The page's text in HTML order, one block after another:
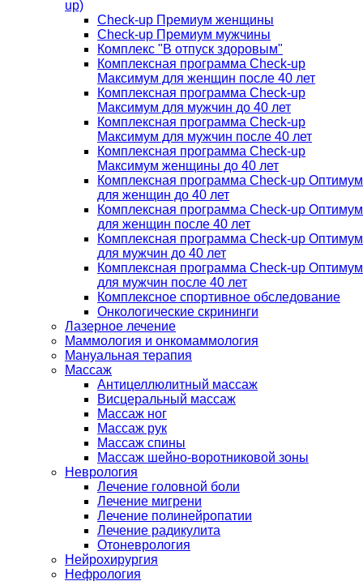
up)
Check-up Премиум женщины
Check-up Премиум мужчины
Комплекс "В отпуск здоровым"
Комплексная программа Check-up
Максимум для женщин после 40 лет
Комплексная программа Check-up
Максимум для мужчин до 40 лет
Комплексная программа Check-up
Максимум для мужчин после 40 лет
Комплексная программа Check-up
Максимум женщины до 40 лет
Комплексная программа Check-up Оптимум
для женщин до 40 лет
Комплексная программа Check-up Оптимум
для женщин после 40 лет
Комплексная программа Check-up Оптимум
для мужчин до 40 лет
Комплексная программа Check-up Оптимум
для мужчин после 40 лет
Комплексное спортивное обследование
Онкологические скрининги
Лазерное лечение
Маммология и онкомаммология
Мануальная терапия
Массаж
Антицеллюлитный массаж
Висцеральный массаж
Массаж ног
Массаж рук
Массаж спины
Массаж шейно-воротниковой зоны
Неврология
Лечение головной боли
Лечение мигрени
Лечение полинейропатии
Лечение радикулита
Отоневрология
Нейрохирургия
Нефрология